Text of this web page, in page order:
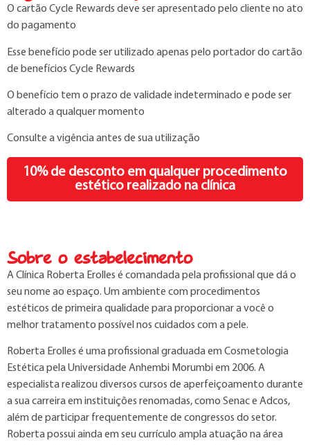
O cartão Cycle Rewards deve ser apresentado pelo cliente no ato
do pagamento
Esse benefício pode ser utilizado apenas pelo portador do cartão
de benefícios Cycle Rewards
O benefício tem o prazo de validade indeterminado e pode ser
alterado a qualquer momento
Consulte a vigência antes de sua utilização
10% de desconto em qualquer procedimento
estético realizado na clínica
Sobre o estabelecimento
A Clínica Roberta Erolles é comandada pela profissional que dá o
seu nome ao espaço. Um ambiente com procedimentos
estéticos de primeira qualidade para proporcionar a você o
melhor tratamento possível nos cuidados com a pele.
Roberta Erolles é uma profissional graduada em Cosmetologia
Estética pela Universidade Anhembi Morumbi em 2006. A
especialista realizou diversos cursos de aperfeiçoamento durante
a sua carreira em instituições renomadas, como Senac e Adcos,
além de participar frequentemente de congressos do setor.
Roberta possui ainda em seu currículo ampla atuação na área